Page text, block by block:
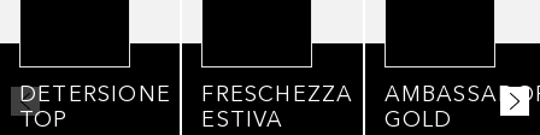
DETERSIONE
TOP
FRESCHEZZA
ESTIVA
GOLD